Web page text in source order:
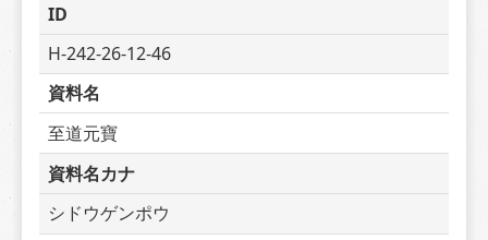
ID
H-242-26-12-46
資料名
至道元寶
資料名カナ
シドウゲンポウ